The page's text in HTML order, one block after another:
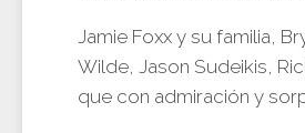
Jamie Foxx y su familia,
Wilde, Jason Sudeikis,
que con admiración y